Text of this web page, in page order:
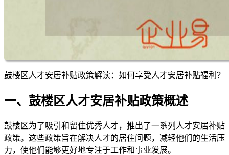
鼓楼区人才安居补贴政策解读：如何享受人才安居补贴福利？
一、鼓楼区人才安居补贴政策概述
鼓楼区为了吸引和留住优秀人才，推出了一系列人才安居补贴
政策。这些政策旨在解决人才的居住问题，减轻他们的生活压
力，使他们能够更好地专注于工作和事业发展。